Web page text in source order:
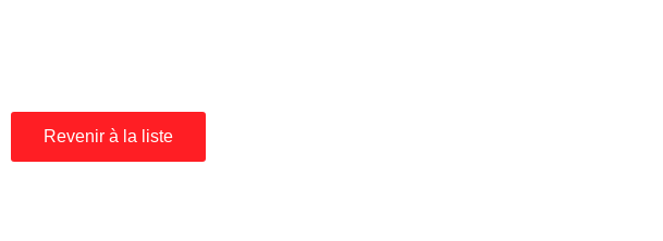
Revenir à la liste